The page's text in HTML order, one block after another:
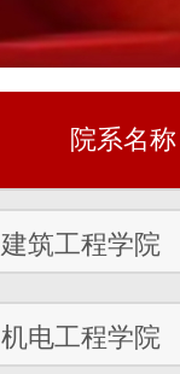
院系名称
建筑工程学院
机电工程学院